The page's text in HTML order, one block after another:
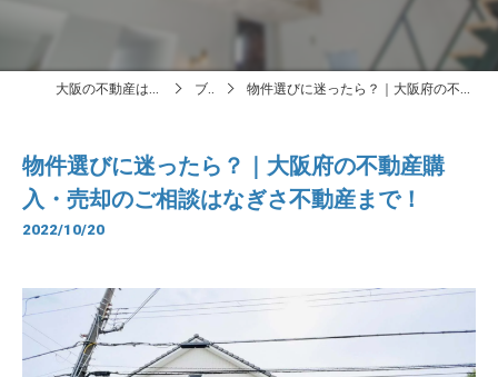
大阪の不動産はなぎさ不動産株式会社 ブログ 物件選びに迷ったら？｜大阪府の不動産購入・売却のご相談はなぎさ不動産まで！
物件選びに迷ったら？｜大阪府の不動産購
入・売却のご相談はなぎさ不動産まで！
2022/10/20